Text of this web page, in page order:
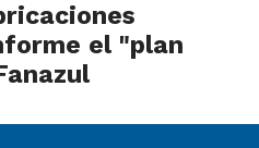
el "plan